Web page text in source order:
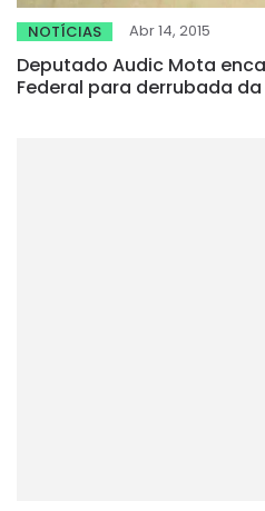
NOTÍCIAS Abr 14, 2015
Deputado Audic Mota
Federal para derrubada